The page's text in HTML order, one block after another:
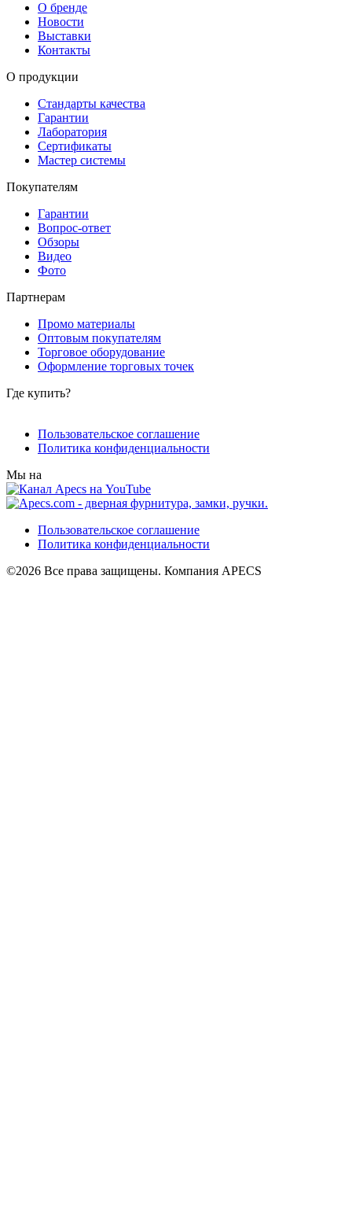
О бренде
Новости
Выставки
Контакты
О продукции
Стандарты качества
Гарантии
Лаборатория
Сертификаты
Мастер системы
Покупателям
Гарантии
Вопрос-ответ
Обзоры
Видео
Фото
Партнерам
Промо материалы
Оптовым покупателям
Торговое оборудование
Оформление торговых точек
Где купить?
Пользовательское соглашение
Политика конфиденциальности
Мы на
Пользовательское соглашение
Политика конфиденциальности
©2026 Все права защищены. Компания APECS